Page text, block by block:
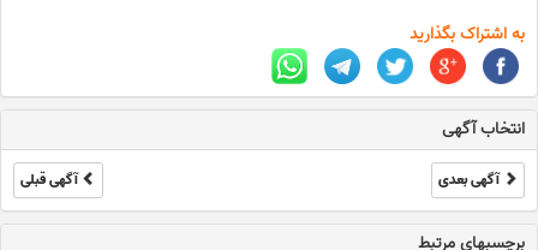
به اشتراک بگذارید
انتخاب آگهی
آگهی بعدی آگهی قبلی
برچسبهای مرتبط